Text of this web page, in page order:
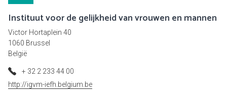
Instituut voor de gelijkheid van vrouwen en mannen
Victor Hortaplein 40
1060 Brussel
België
+ 32 2 233 44 00
http://igvm-iefh.belgium.be